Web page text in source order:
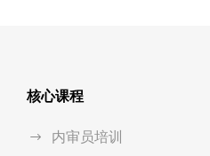
核心课程
内审员培训